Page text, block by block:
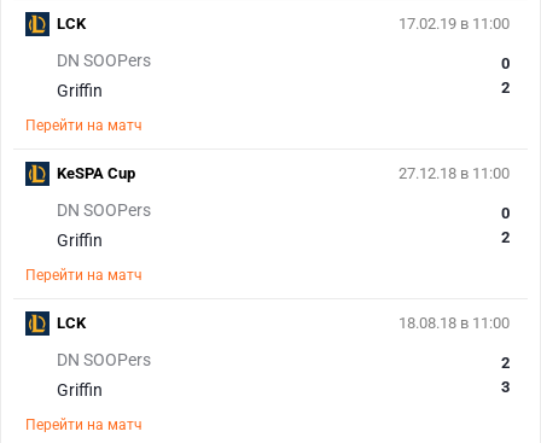
17.02.19 в 11:00
DN SOOPers
Griffin
0
2
Перейти на матч
LCK
27.12.18 в 11:00
DN SOOPers
Griffin
0
2
Перейти на матч
KeSPA Cup
18.08.18 в 11:00
DN SOOPers
Griffin
2
3
Перейти на матч
LCK